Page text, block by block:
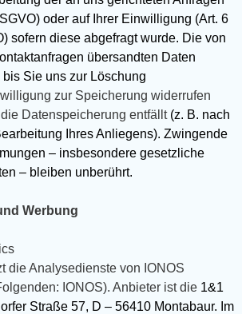
oder auf Ihrer Einwilligung (Art. 6
sofern diese abgefragt wurde. Die von
übersandten Daten
Sie uns zur Löschung
zur Speicherung widerrufen
Datenspeicherung entfällt (z. B. nach
Ihres Anliegens). Zwingende
– insbesondere gesetzliche
– bleiben unberührt.
Werbung
die Analysedienste von IONOS
IONOS). Anbieter ist die 1&1
Straße 57, D – 56410 Montabaur. Im